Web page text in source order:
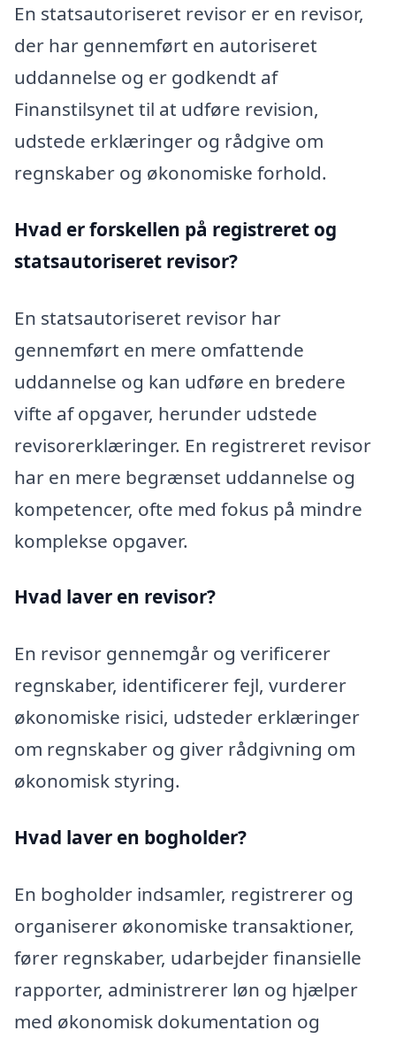
En statsautoriseret revisor er en revisor,
der har gennemført en autoriseret
uddannelse og er godkendt af
Finanstilsynet til at udføre revision,
udstede erklæringer og rådgive om
regnskaber og økonomiske forhold.
Hvad er forskellen på registreret og
statsautoriseret revisor?
En statsautoriseret revisor har
gennemført en mere omfattende
uddannelse og kan udføre en bredere
vifte af opgaver, herunder udstede
revisorerklæringer. En registreret revisor
har en mere begrænset uddannelse og
kompetencer, ofte med fokus på mindre
komplekse opgaver.
Hvad laver en revisor?
En revisor gennemgår og verificerer
regnskaber, identificerer fejl, vurderer
økonomiske risici, udsteder erklæringer
om regnskaber og giver rådgivning om
økonomisk styring.
Hvad laver en bogholder?
En bogholder indsamler, registrerer og
organiserer økonomiske transaktioner,
fører regnskaber, udarbejder finansielle
rapporter, administrerer løn og hjælper
med økonomisk dokumentation og